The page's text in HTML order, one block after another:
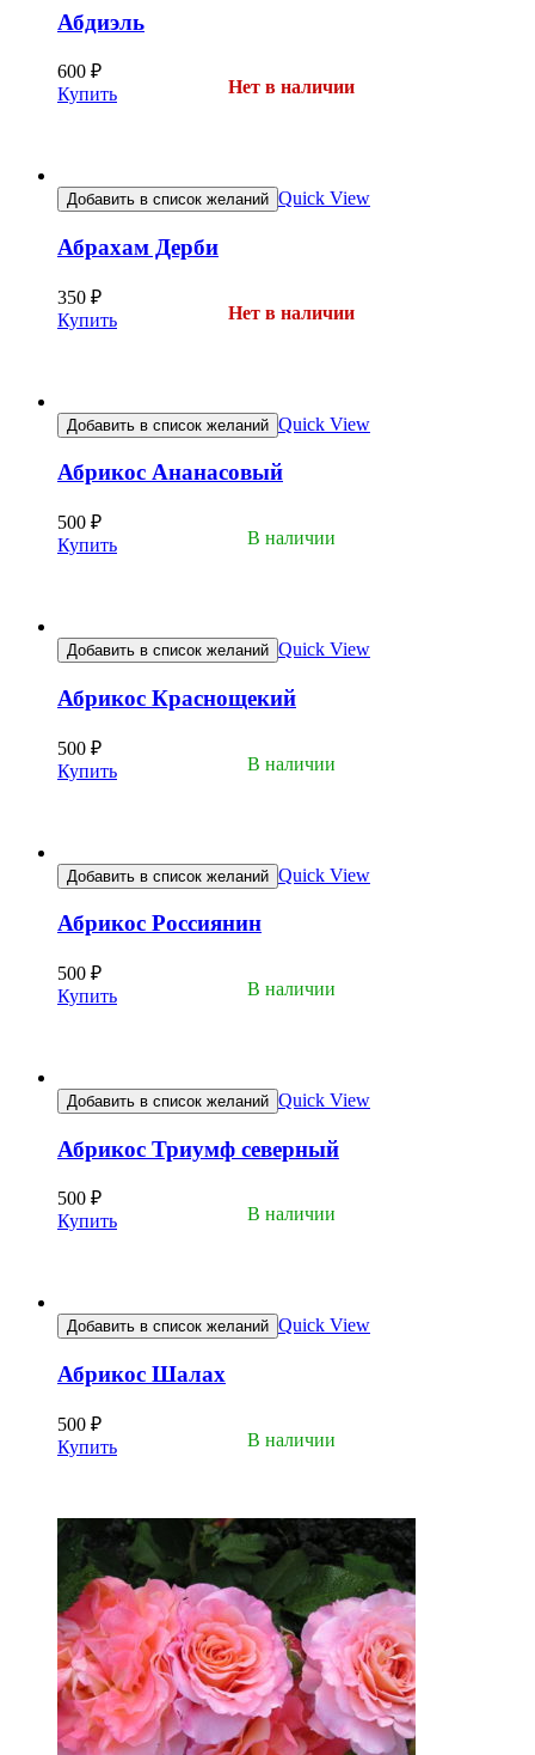
Абдиэль
600 ₽
Купить
Нет в наличии
Добавить в список желаний Quick View
Абрахам Дерби
350 ₽
Купить
Нет в наличии
Добавить в список желаний Quick View
Абрикос Ананасовый
500 ₽
Купить
В наличии
Добавить в список желаний Quick View
Абрикос Краснощекий
500 ₽
Купить
В наличии
Добавить в список желаний Quick View
Абрикос Россиянин
500 ₽
Купить
В наличии
Добавить в список желаний Quick View
Абрикос Триумф северный
500 ₽
Купить
В наличии
Добавить в список желаний Quick View
Абрикос Шалах
500 ₽
Купить
В наличии